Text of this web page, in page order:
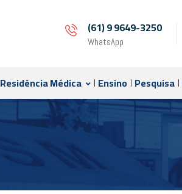
(61) 9 9649-3250
WhatsApp
Residência Médica Ensino Pesquisa